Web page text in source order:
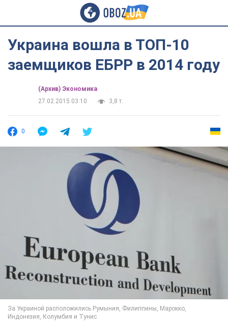
Украина вошла в ТОП-10
заемщиков ЕБРР в 2014 году
(Архив) Экономика
27.02.2015 03:10
3,8 т.
0